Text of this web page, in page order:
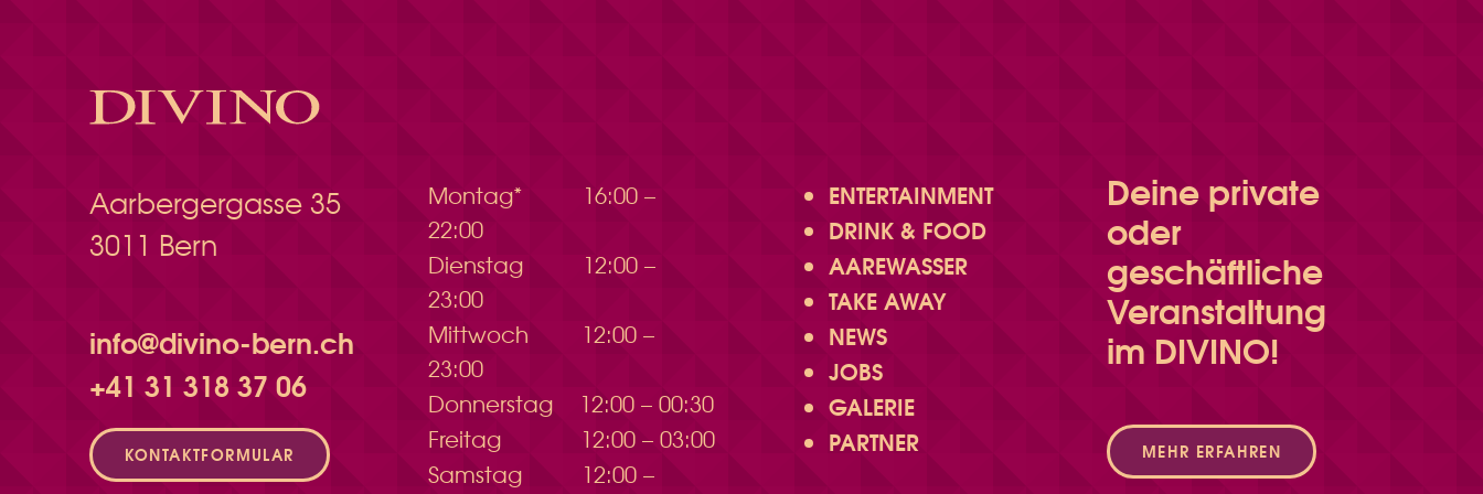
Aarbergergasse 35
3011 Bern
info@divino-bern.ch
+41 31 318 37 06
KONTAKTFORMULAR
Montag*
16:00 –
22:00
Dienstag
12:00 –
23:00
Mittwoch
12:00 –
23:00
Donnerstag
12:00 – 00:30
Freitag
12:00 – 03:00
Samstag
12:00 –
ENTERTAINMENT
DRINK & FOOD
AAREWASSER
TAKE AWAY
NEWS
JOBS
GALERIE
PARTNER
Deine private
oder
geschäftliche
Veranstaltung
im DIVINO!
MEHR ERFAHREN